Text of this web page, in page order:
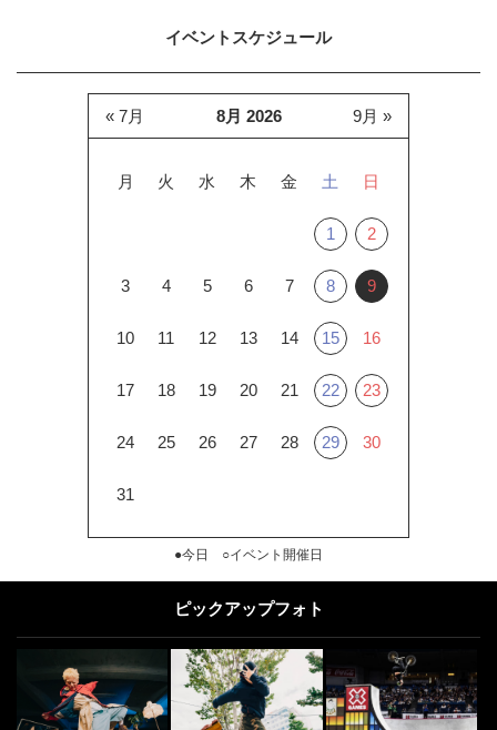
イベントスケジュール
8月 2026
月 火 水 木 金 土 日
1 2
3 4 5 6 7 8 9
10 11 12 13 14 15 16
17 18 19 20 21 22 23
24 25 26 27 28 29 30
31
« 7月 9月 »
●今日 ○イベント開催日
ピックアップフォト